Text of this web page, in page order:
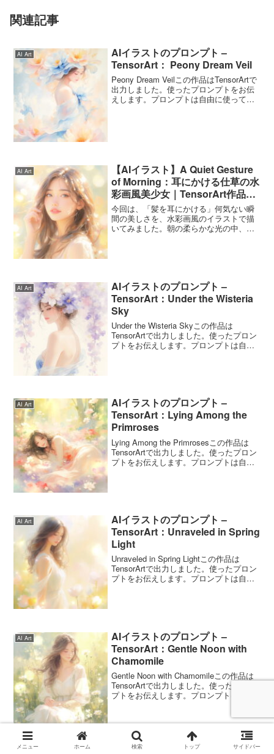
関連記事
AI Art
AIイラストのプロンプト –
TensorArt： Peony Dream Veil
Peony Dream Veilこの作品はTensorArtで
出力しました。使ったプロンプトをお伝
えします。プロンプトは自由に使ってく
AI Art
【AIイラスト】A Quiet Gesture
of Morning：耳にかける仕草の水
彩画風美少女｜TensorArt作品紹
介
今回は、「髪を耳にかける」何気ない瞬
間の美しさを、水彩画風のイラストで描
いてみました。朝の柔らかな光の中、静
AI Art
AIイラストのプロンプト –
TensorArt：Under the Wisteria
Sky
Under the Wisteria Skyこの作品は
TensorArtで出力しました。使ったプロン
プトをお伝えします。プロンプトは自由
AI Art
AIイラストのプロンプト –
TensorArt：Lying Among the
Primroses
Lying Among the Primrosesこの作品は
TensorArtで出力しました。使ったプロン
プトをお伝えします。プロンプトは自由
AI Art
AIイラストのプロンプト –
TensorArt：Unraveled in Spring
Light
Unraveled in Spring Lightこの作品は
TensorArtで出力しました。使ったプロン
プトをお伝えします。プロンプトは自由
AI Art
AIイラストのプロンプト –
TensorArt：Gentle Noon with
Chamomile
Gentle Noon with Chamomileこの作品は
TensorArtで出力しました。使ったプロン
プトをお伝えします。プロンプトは自由
ChamomileのプロンプトプロンプトA...
メニュー ホーム 検索 トップ サイドバー